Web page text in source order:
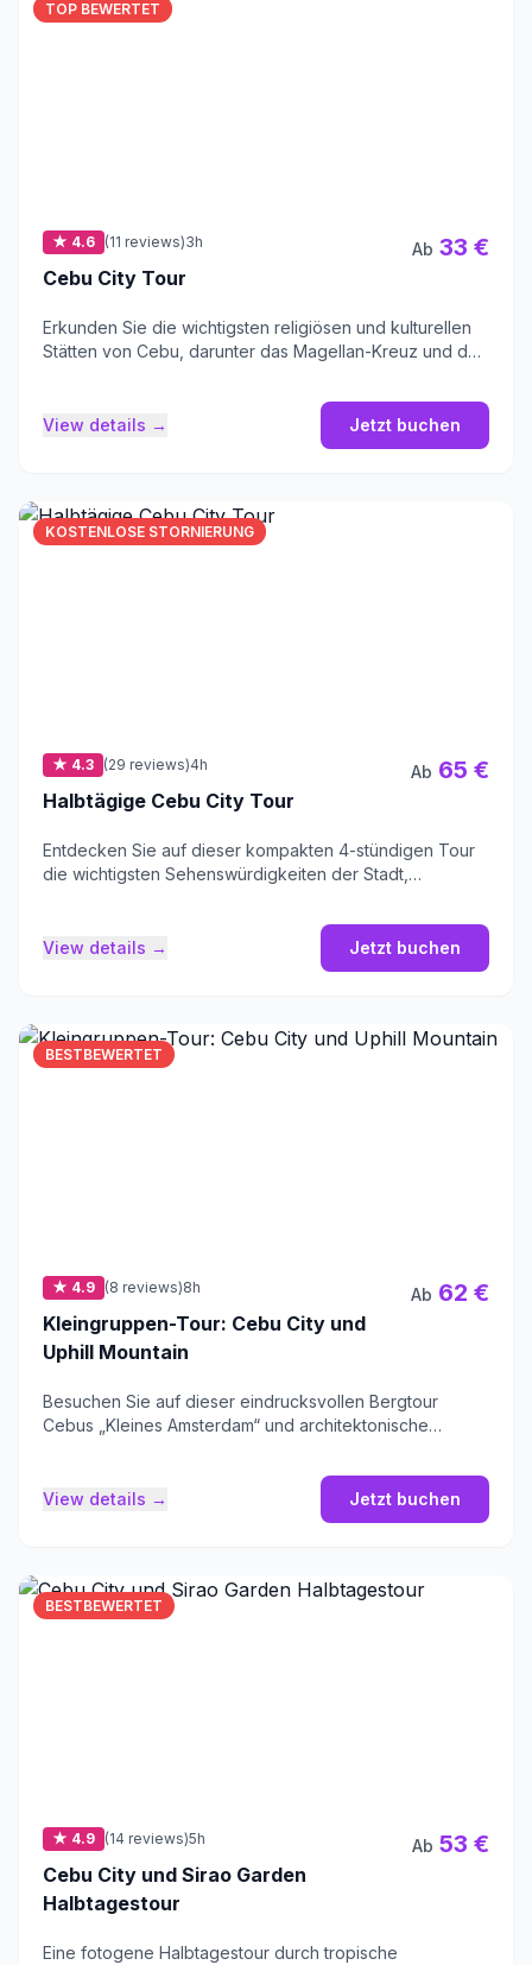
TOP BEWERTET
★ 4.6 (11 reviews)3h
Cebu City Tour
Ab 33 €
Erkunden Sie die wichtigsten religiösen und kulturellen
Stätten von Cebu, darunter das Magellan-Kreuz und den
View details → Jetzt buchen
KOSTENLOSE STORNIERUNG
★ 4.3 (29 reviews)4h
Halbtägige Cebu City Tour
Ab 65 €
Entdecken Sie auf dieser kompakten 4-stündigen Tour
die wichtigsten Sehenswürdigkeiten der Stadt,
View details → Jetzt buchen
BESTBEWERTET
★ 4.9 (8 reviews)8h
Kleingruppen-Tour: Cebu City und
Uphill Mountain
Ab 62 €
Besuchen Sie auf dieser eindrucksvollen Bergtour
Cebus „Kleines Amsterdam“ und architektonische
View details → Jetzt buchen
BESTBEWERTET
★ 4.9 (14 reviews)5h
Cebu City und Sirao Garden
Halbtagestour
Ab 53 €
Eine fotogene Halbtagestour durch tropische